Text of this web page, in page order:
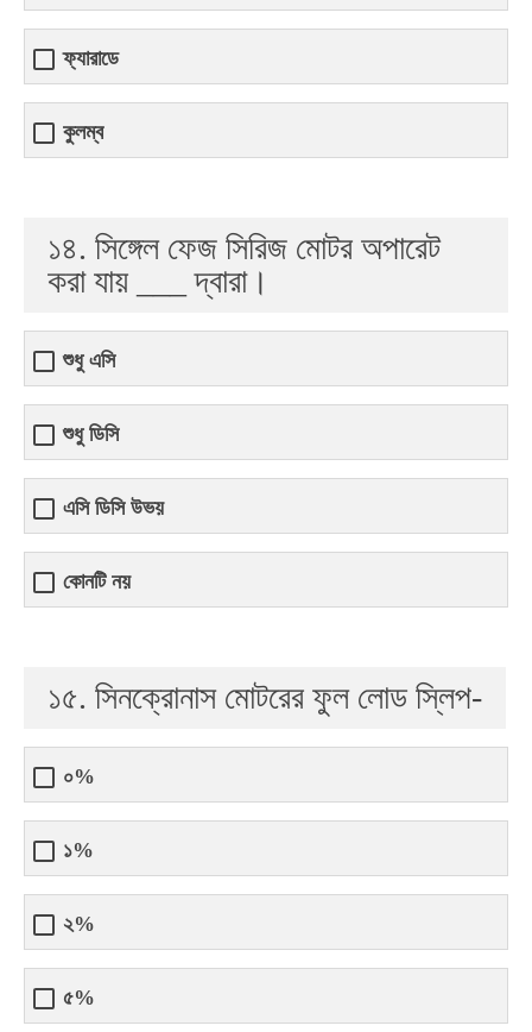
ফ্যারাডে
কুলম্ব
১৪. সিঙ্গেল ফেজ সিরিজ মোটর অপারেট
করা যায় ___ দ্বারা।
শুধু এসি
শুধু ডিসি
এসি ডিসি উভয়
কোনটি নয়
১৫. সিনক্রোনাস মোটরের ফুল লোড স্লিপ-
০%
১%
২%
৫%